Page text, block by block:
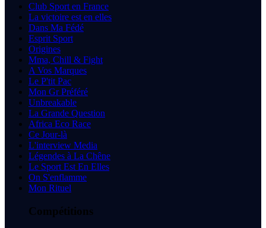
Club Sport en France
La victoire est en elles
Dans Ma Fédé
Esprit Sport
Origines
Mma, Chill & Fight
A Vos Marques
Le P'tit Pac
Mon Gr Préféré
Unbreakable
La Grande Question
Africa Eco Race
Ce Jour-là
L'interview Media
Légendes à La Chêne
Le Sport Est En Elles
On S'enflamme
Mon Rituel
Compétitions